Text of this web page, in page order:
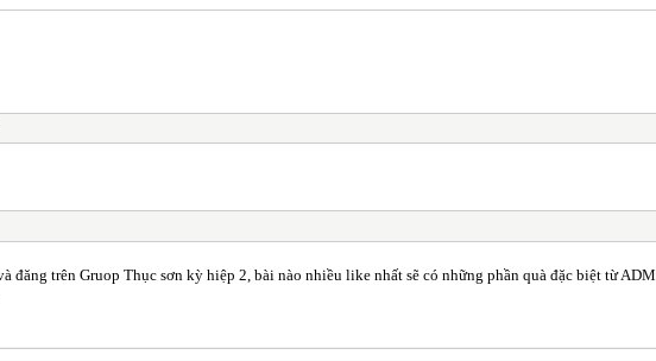
đăng trên Gruop Thục sơn kỳ hiệp 2, bài nào nhiều like nhất sẽ có những phần quà đặc biệt từ ADM.